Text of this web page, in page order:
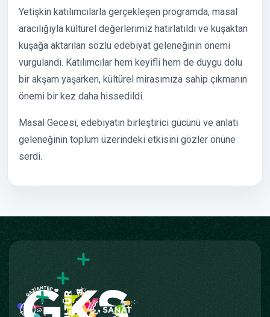
Yetişkin katılımcılarla gerçekleşen programda, masal
aracılığıyla kültürel değerlerimiz hatırlatıldı ve kuşaktan
kuşağa aktarılan sözlü edebiyat geleneğinin önemi
vurgulandı. Katılımcılar hem keyifli hem de duygu dolu
bir akşam yaşarken, kültürel mirasımıza sahip çıkmanın
önemi bir kez daha hissedildi.
Masal Gecesi, edebiyatın birleştirici gücünü ve anlatı
geleneğinin toplum üzerindeki etkisini gözler önüne
serdi.